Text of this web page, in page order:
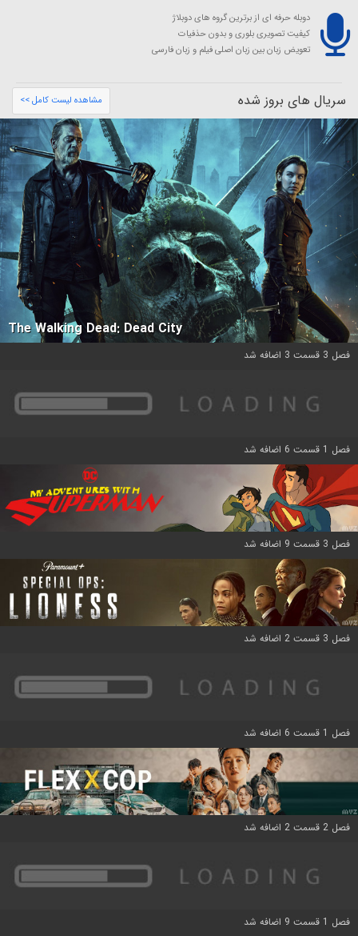
دوبله حرفه ای از برترین گروه های دوبلاژ
کیفیت تصویری بلوری و بدون حذفیات
تعویض زبان بین زبان اصلی فیلم و زبان فارسی
سریال های بروز شده مشاهده لیست کامل >>
The Walking Dead: Dead City
فصل 3 قسمت 3 اضافه شد
فصل 1 قسمت 6 اضافه شد
فصل 3 قسمت 9 اضافه شد
فصل 3 قسمت 2 اضافه شد
فصل 1 قسمت 6 اضافه شد
فصل 2 قسمت 2 اضافه شد
فصل 1 قسمت 9 اضافه شد